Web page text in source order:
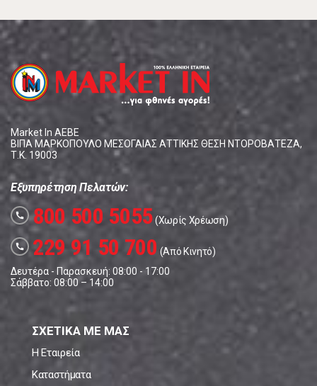
Market In ΑΕΒΕ
ΒΙΠΑ ΜΑΡΚΟΠΟΥΛΟ ΜΕΣΟΓΑΙΑΣ ΑΤΤΙΚΗΣ ΘΕΣΗ ΝΤΟΡΟΒΑΤΕΖΑ,
Τ.Κ. 19003
Εξυπηρέτηση Πελατών:
call 800 500 5055(Χωρίς Χρέωση)
call 229 91 50 700 (Από Κινητό)
Δευτέρα - Παρασκευή: 08:00 - 17:00
Σάββατο: 08:00 – 14:00
ΣΧΕΤΙΚΑ ΜΕ ΜΑΣ
Η Εταιρεία
Καταστήματα